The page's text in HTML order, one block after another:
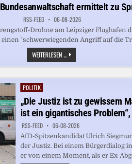
ermittelt zu
RSS-FEED 06-08-2026
Drohne am Leipziger Flughafen
einen "schwerwiegenden Angriff auf die
WEITERLESEN ... FLUGHAFEN
HALLE/LEIPZIG:
BUNDESANWALTSCHAFT
ZU
Posted
in
POLITIK
„Die Justiz ist zu gewissem
ist ein gigantisches
RSS-FEED 06-08-2026
AfD-Spitzenkandidat Ulrich
der Justiz. Bei einem Bürgerdialog
er von einem Moment, als er Ex-